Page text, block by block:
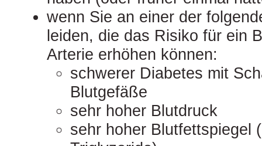
wenn Sie an einer der
leiden, die das Risiko für ein
Arterie erhöhen können:
schwerer Diabetes mit
Blutgefäße
sehr hoher Blutdruck
sehr hoher Blutfettspiegel